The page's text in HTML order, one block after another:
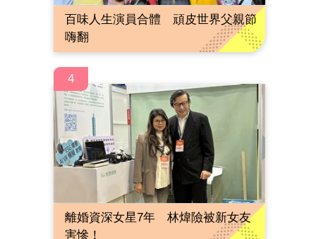
百味人生演員合體 頑皮世界父親節
嗨翻
4
離婚資深女星7年 林煒險被新女友
害慘！